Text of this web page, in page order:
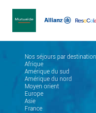
Nos séjours par destination
Afrique
Amérique du sud
Amérique du nord
Moyen orient
Europe
Asie
France